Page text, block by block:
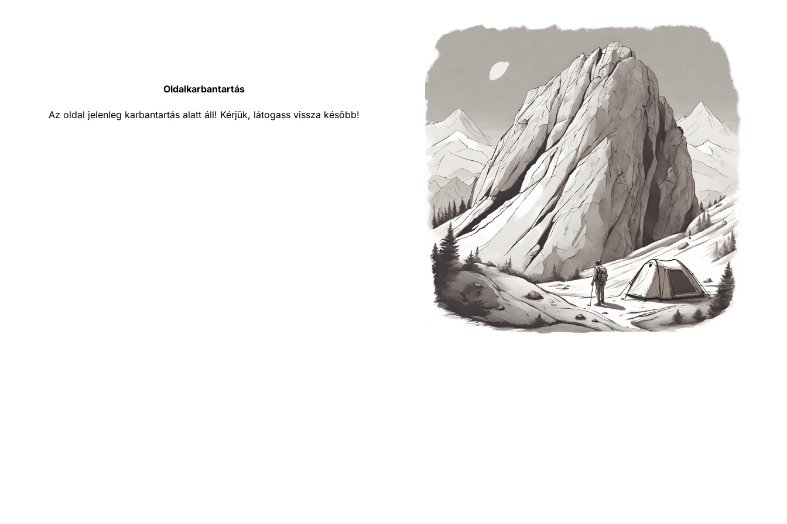
Oldalkarbantartás
Az oldal jelenleg karbantartás alatt áll! Kérjük, látogass vissza később!